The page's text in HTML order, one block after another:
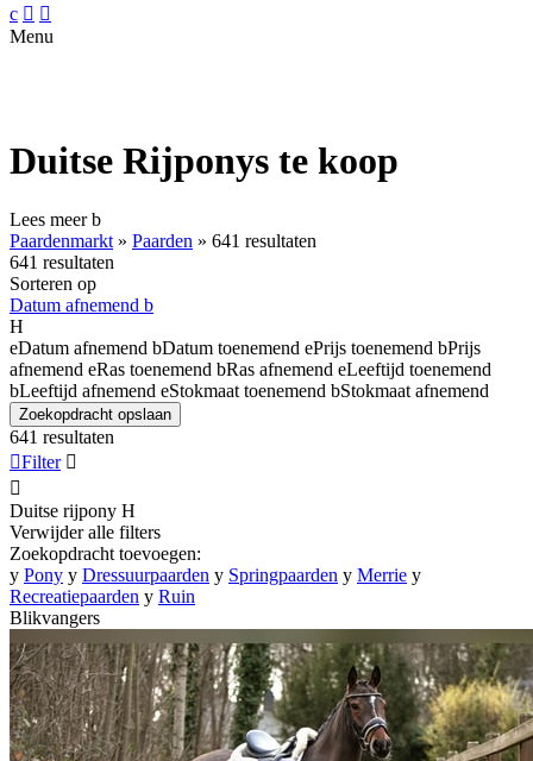
c  
Menu
Duitse Rijponys te koop
Lees meerb
Paardenmarkt » Paarden » 641 resultaten
641 resultaten
Sorteren op
Datum afnemend b
H
eDatum afnemend bDatum toenemend ePrijs toenemend bPrijs
afnemend eRas toenemend bRas afnemend eLeeftijd toenemend
bLeeftijd afnemend eStokmaat toenemend bStokmaat afnemend
Zoekopdracht opslaan
641 resultaten
Filter 

Duitse rijpony H
Verwijder alle filters
Zoekopdracht toevoegen:
y Pony y Dressuurpaarden y Springpaarden y Merrie y
Recreatiepaarden y Ruin
Blikvangers